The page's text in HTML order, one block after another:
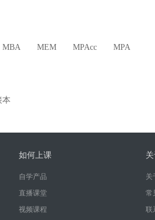
MBA MEM MPAcc MPA
本
如何上课
自学产品
直播课堂
视频课程
关
常
联